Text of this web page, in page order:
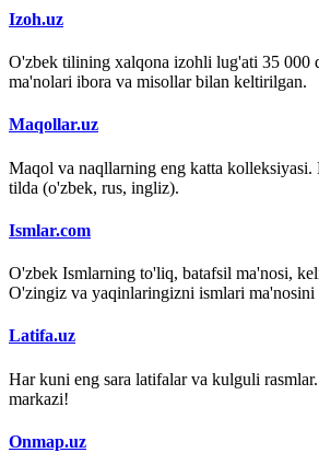
Izoh.uz
O'zbek tilining xalqona izohli lug'ati 35 000
ma'nolari ibora va misollar bilan keltirilgan.
Maqollar.uz
Maqol va naqllarning eng katta kolleksiyasi.
tilda (o'zbek, rus, ingliz).
Ismlar.com
O'zbek Ismlarning to'liq, batafsil ma'nosi,
O'zingiz va yaqinlaringizni ismlari
Latifa.uz
Har kuni eng sara latifalar va kulguli
markazi!
Onmap.uz